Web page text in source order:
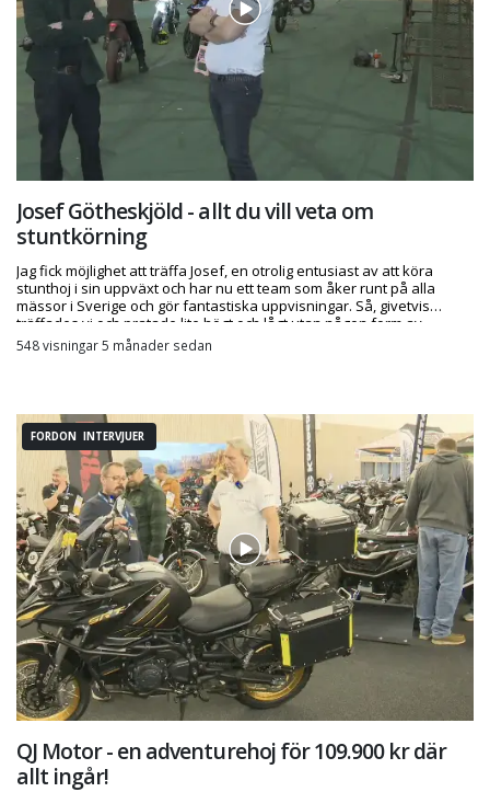
Josef Götheskjöld - allt du vill veta om
stuntkörning
Jag fick möjlighet att träffa Josef, en otrolig entusiast av att köra
stunthoj i sin uppväxt och har nu ett team som åker runt på alla
mässor i Sverige och gör fantastiska uppvisningar. Så, givetvis
träffades vi och pratade lite högt och lågt utan någon form av
talmanus - mycket nöje!
548 visningar 5 månader sedan
FORDON INTERVJUER
QJ Motor - en adventurehoj för 109.900 kr där
allt ingår!